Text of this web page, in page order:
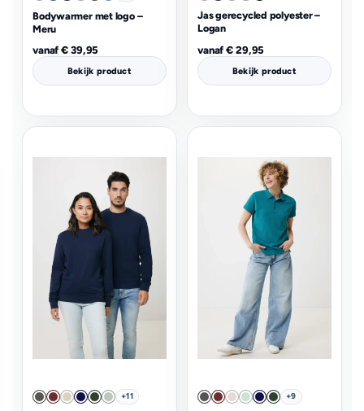
Bodywarmer met logo –
Meru
vanaf€ 39,95
Bekijk product
Jas gerecycled polyester –
Logan
vanaf€ 29,95
Bekijk product
+11 +9